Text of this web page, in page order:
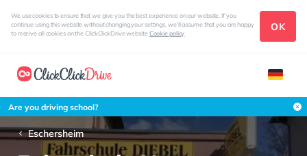
We use cookies to ensure that we give you the best experience on our website. If you
continue using this website without changing your settings, we'll assume that you are happy
to receive all cookies on the ClickClickDrive websiteCookie policy
OK
Are you driving school?
Eschersheim